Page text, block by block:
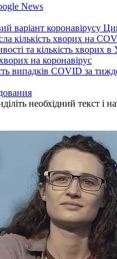
News
варіант коронавірусу
кількість хворих на
та кількість хворих в
на коронавірус
випадків COVID за
необхідний текст і